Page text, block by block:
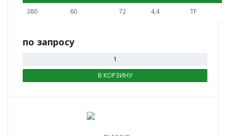
380 60 72 4,4 TF
по запросу
В КОРЗИНУ